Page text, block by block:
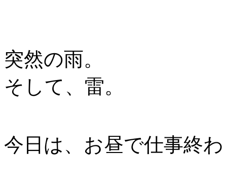
突然の雨。
そして、雷。
今日は、お昼で仕事終